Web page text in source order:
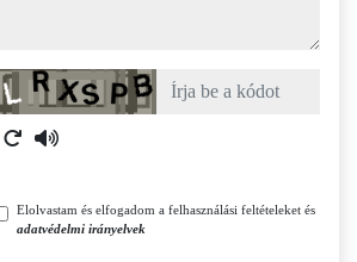
Captcha
Elolvastam és elfogadom a felhasználási feltételeket és
adatvédelmi irányelvek